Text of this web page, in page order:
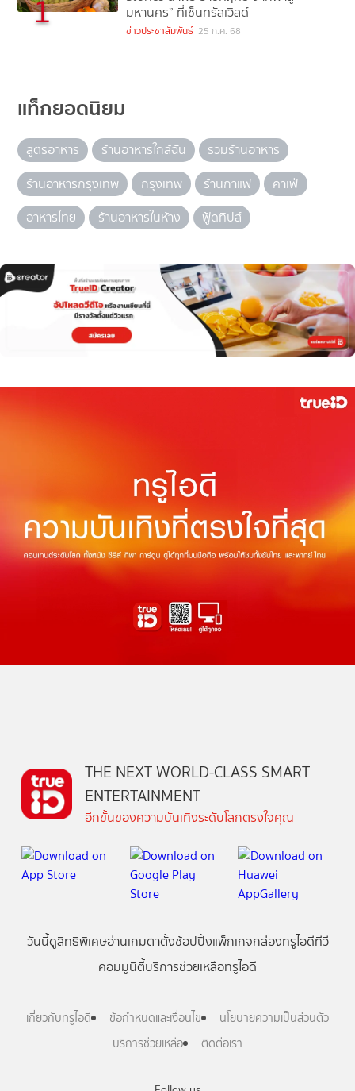
1
มหานคร” ที่เซ็นทรัลเวิลด์
ข่าวประชาสัมพันธ์ 25 ก.ค. 68
แท็กยอดนิยม
สูตรอาหาร ร้านอาหารใกล้ฉัน
รวมร้านอาหาร
ร้านอาหารกรุงเทพ
กรุงเทพ ร้านกาแฟ
คาเฟ่
อาหารไทย
ร้านอาหารในห้าง ฟู้ดทิปส์
THE NEXT WORLD-CLASS SMART
ENTERTAINMENT
อีกขั้นของความบันเทิงระดับโลกตรงใจคุณ
วันนี้ดูสิทธิพิเศษอ่านเกมตาตั้งช้อปปิ้งแพ็กเกจกล่องทรูไอดีทีวี
คอมมูนิตี้บริการช่วยเหลือทรูไอดี
เกี่ยวกับทรูไอดี ข้อกำหนดและเงื่อนไข
นโยบายความเป็นส่วนตัว
บริการช่วยเหลือ
ติดต่อเรา